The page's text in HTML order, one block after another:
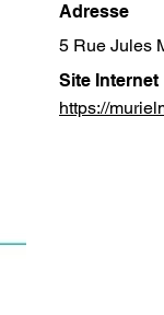
Adresse
5 Rue Jules
Site Internet
https://